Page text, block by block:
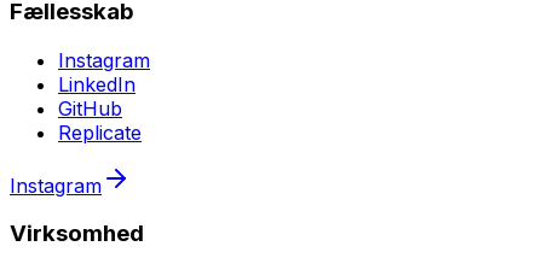
Fællesskab
Instagram
LinkedIn
GitHub
Replicate
Instagram
Virksomhed